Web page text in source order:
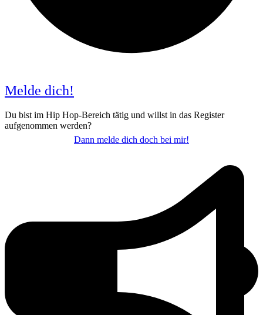
Melde dich!
Du bist im Hip Hop-Bereich tätig und willst in das Register
aufgenommen werden?
Dann melde dich doch bei mir!